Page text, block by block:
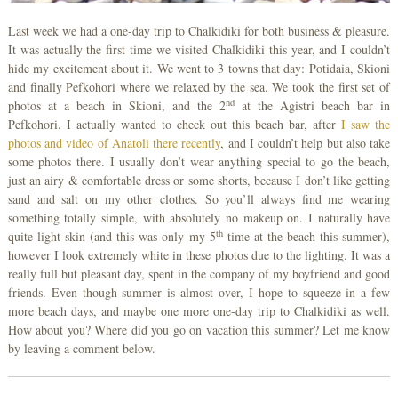
Last week we had a one-day trip to Chalkidiki for both business & pleasure.
It was actually the first time we visited Chalkidiki this year, and I couldn’t
hide my excitement about it. We went to 3 towns that day: Potidaia, Skioni
and finally Pefkohori where we relaxed by the sea. We took the first set of
photos at a beach in Skioni, and the 2nd at the Agistri beach bar in
Pefkohori. I actually wanted to check out this beach bar, afterI saw the
photos and video of Anatoli there recently, and I couldn’t help but also take
some photos there. I usually don’t wear anything special to go the beach,
just an airy & comfortable dress or some shorts, because I don’t like getting
sand and salt on my other clothes. So you’ll always find me wearing
something totally simple, with absolutely no makeup on. I naturally have
quite light skin (and this was only my 5thtime at the beach this summer),
however I look extremely white in these photos due to the lighting. It was a
really full but pleasant day, spent in the company of my boyfriend and good
friends. Even though summer is almost over, I hope to squeeze in a few
more beach days, and maybe one more one-day trip to Chalkidiki as well.
How about you? Where did you go on vacation this summer? Let me know
by leaving a comment below.